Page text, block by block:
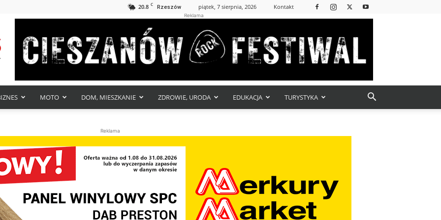
20.8 C Rzeszów piątek, 7 sierpnia, 2026 Kontakt
Reklama
MOTO DOM, MIESZKANIE ZDROWIE, URODA EDUKACJA TURYSTYKA
Reklama